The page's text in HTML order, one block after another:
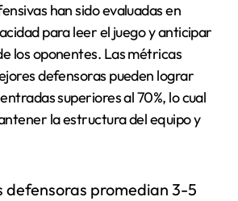
han sido evaluadas en
para leer el juego y anticipar
los oponentes. Las métricas
defensoras pueden lograr
superiores al 70%, lo cual
la estructura del equipo y
defensoras promedian 3-5